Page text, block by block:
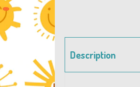
Description